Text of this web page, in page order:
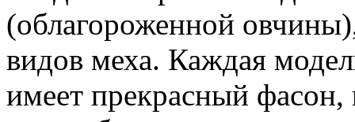
(облагороженной
видов меха. Каждая
имеет прекрасный